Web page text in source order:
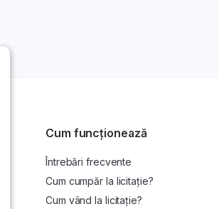
Cum funcționează
Întrebări frecvente
Cum cumpăr la licitație?
Cum vând la licitație?